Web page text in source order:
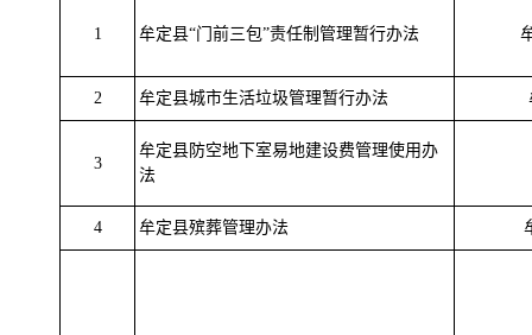
1 牟定县“门前三包”责任制管理暂行办法
2 牟定县城市生活垃圾管理暂行办法
3
牟定县防空地下室易地建设费管理使用办
法
4 牟定县殡葬管理办法